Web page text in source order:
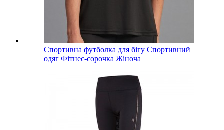
Спортивна футболка для бігу Спортивний
одяг Фітнес-сорочка Жіноча